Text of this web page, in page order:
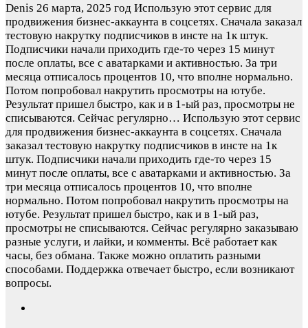
Denis 26 марта, 2025 год Использую этот сервис для
продвижения бизнес-аккаунта в соцсетях. Сначала заказал
тестовую накрутку подписчиков в инсте на 1к штук.
Подписчики начали приходить где-то через 15 минут
после оплаты, все с аватарками и активностью. За три
месяца отписалось процентов 10, что вполне нормально.
Потом попробовал накрутить просмотры на ютубе.
Результат пришел быстро, как и в 1-ый раз, просмотры не
списываются. Сейчас регулярно… Использую этот сервис
для продвижения бизнес-аккаунта в соцсетях. Сначала
заказал тестовую накрутку подписчиков в инсте на 1к
штук. Подписчики начали приходить где-то через 15
минут после оплаты, все с аватарками и активностью. За
три месяца отписалось процентов 10, что вполне
нормально. Потом попробовал накрутить просмотры на
ютубе. Результат пришел быстро, как и в 1-ый раз,
просмотры не списываются. Сейчас регулярно заказываю
разные услуги, и лайки, и комменты. Всё работает как
часы, без обмана. Также можно оплатить разными
способами. Поддержка отвечает быстро, если возникают
вопросы.